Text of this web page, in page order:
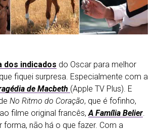
dos indicados do Oscar para melhor
fiquei surpresa. Especialmente com a
de Macbeth (Apple TV Plus). E
No Ritmo do Coração, que é fofinho,
filme original francês,A Família Belier.
forma, não há o que fazer. Com a